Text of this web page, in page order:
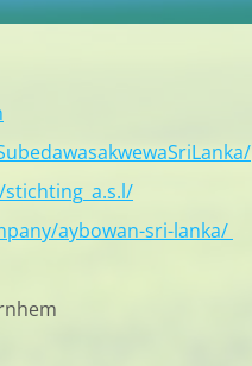
aybowan-sri-lanka/